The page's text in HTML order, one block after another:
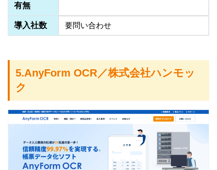
有無
導入社数 要問い合わせ
5.AnyForm OCR／株式会社ハンモッ
ク